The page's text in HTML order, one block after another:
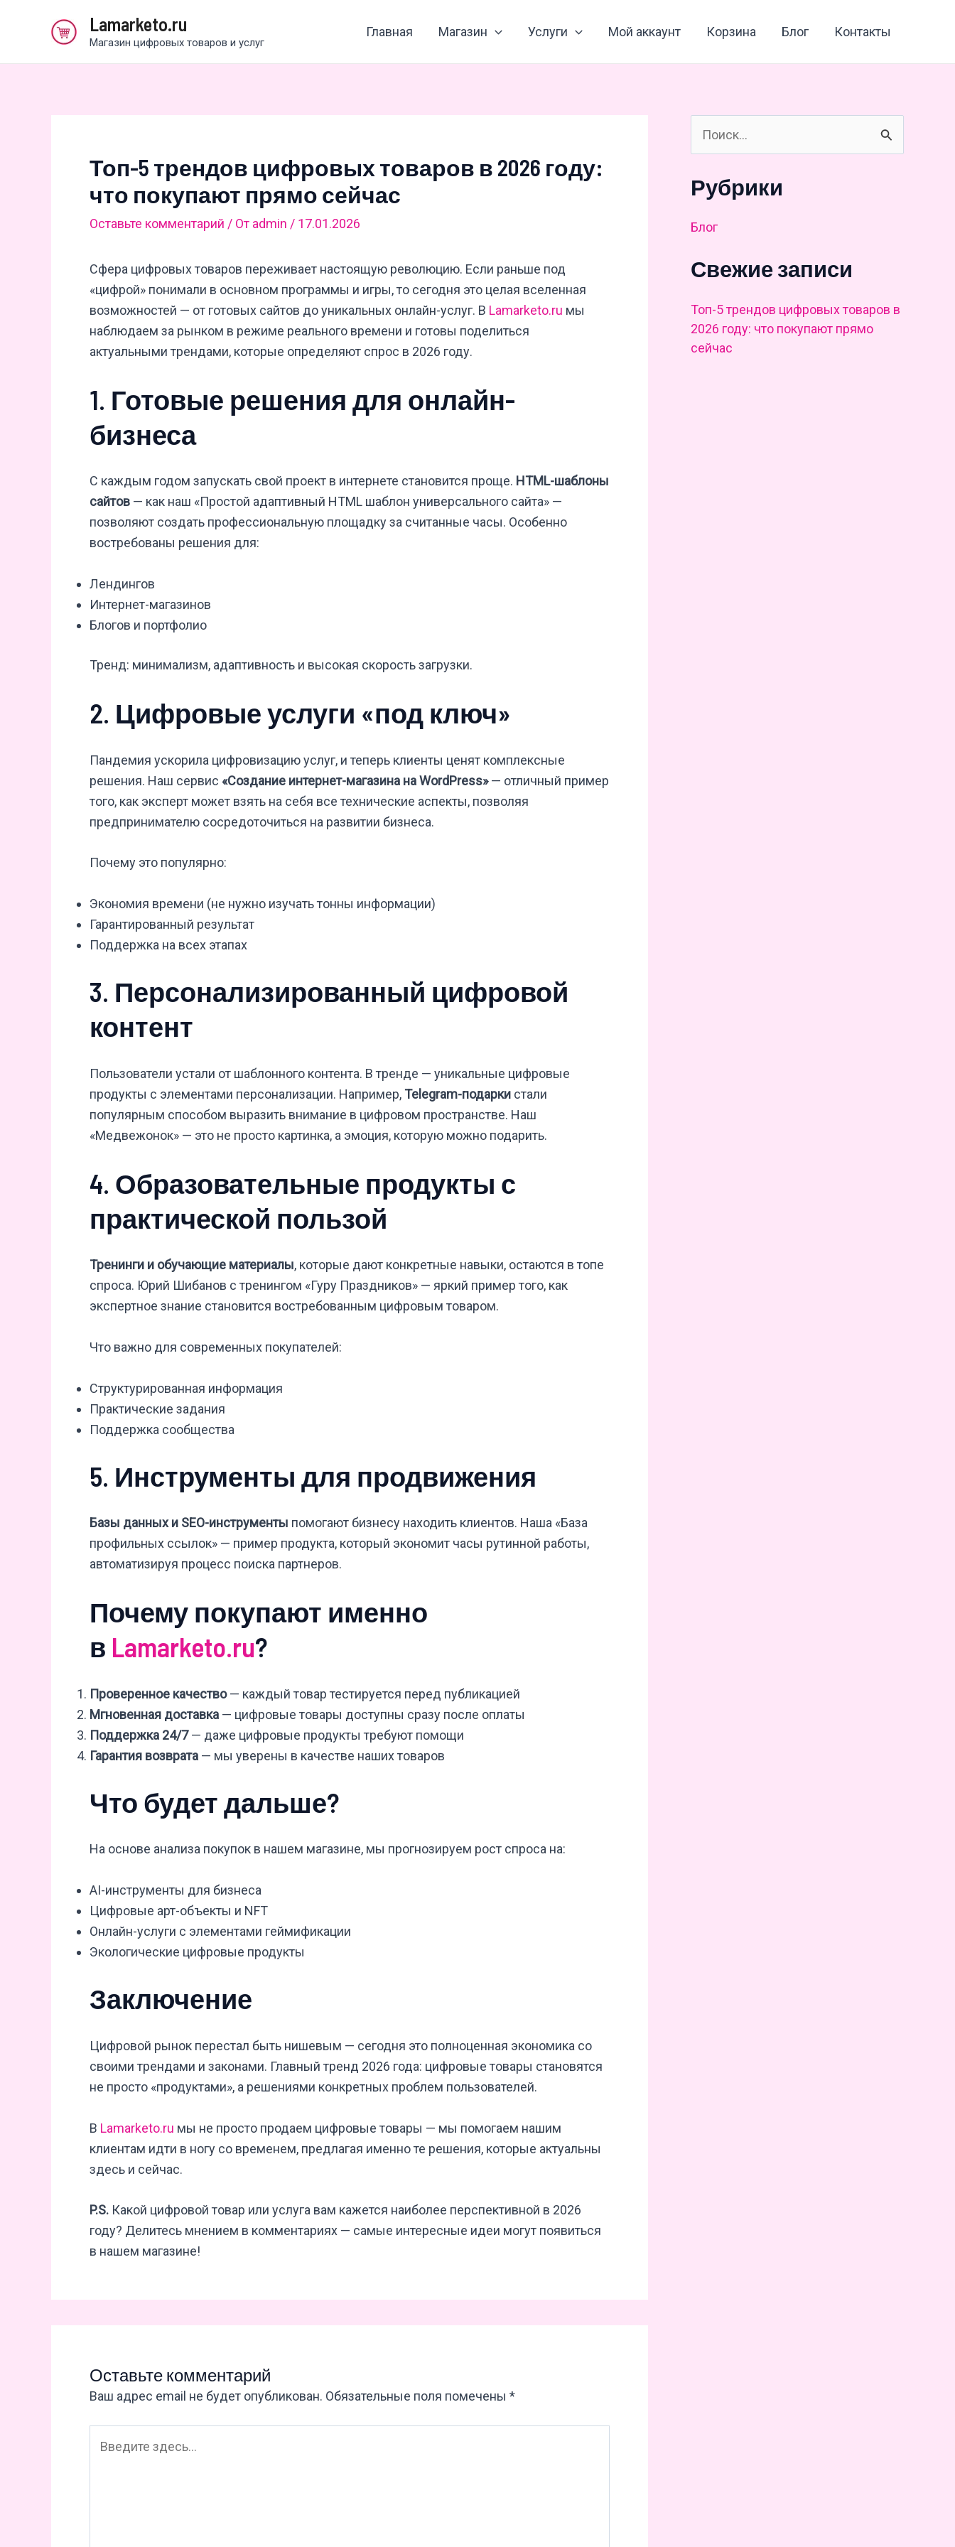
Lamarketo.ru
Магазин цифровых товаров и услуг
Главная Магазин Услуги Мой аккаунт Корзина Блог Контакты
Топ-5 трендов цифровых товаров в 2026 году:
что покупают прямо сейчас
Оставьте комментарий / От admin / 17.01.2026
Сфера цифровых товаров переживает настоящую революцию. Если раньше под
«цифрой» понимали в основном программы и игры, то сегодня это целая вселенная
возможностей — от готовых сайтов до уникальных онлайн-услуг. В Lamarketo.ru мы
наблюдаем за рынком в режиме реального времени и готовы поделиться
актуальными трендами, которые определяют спрос в 2026 году.
1. Готовые решения для онлайн-
бизнеса
С каждым годом запускать свой проект в интернете становится проще. HTML-шаблоны
сайтов — как наш «Простой адаптивный HTML шаблон универсального сайта» —
позволяют создать профессиональную площадку за считанные часы. Особенно
востребованы решения для:
Лендингов
Интернет-магазинов
Блогов и портфолио
Тренд: минимализм, адаптивность и высокая скорость загрузки.
2. Цифровые услуги «под ключ»
Пандемия ускорила цифровизацию услуг, и теперь клиенты ценят комплексные
решения. Наш сервис «Создание интернет-магазина на WordPress»— отличный пример
того, как эксперт может взять на себя все технические аспекты, позволяя
предпринимателю сосредоточиться на развитии бизнеса.
Почему это популярно:
Экономия времени (не нужно изучать тонны информации)
Гарантированный результат
Поддержка на всех этапах
3. Персонализированный цифровой
контент
Пользователи устали от шаблонного контента. В тренде — уникальные цифровые
продукты с элементами персонализации. Например, Telegram-подарки стали
популярным способом выразить внимание в цифровом пространстве. Наш
«Медвежонок» — это не просто картинка, а эмоция, которую можно подарить.
4. Образовательные продукты с
практической пользой
Тренинги и обучающие материалы, которые дают конкретные навыки, остаются в топе
спроса. Юрий Шибанов с тренингом «Гуру Праздников» — яркий пример того, как
экспертное знание становится востребованным цифровым товаром.
Что важно для современных покупателей:
Структурированная информация
Практические задания
Поддержка сообщества
5. Инструменты для продвижения
Базы данных и SEO-инструменты помогают бизнесу находить клиентов. Наша «База
профильных ссылок» — пример продукта, который экономит часы рутинной работы,
автоматизируя процесс поиска партнеров.
Почему покупают именно
в Lamarketo.ru?
Проверенное качество— каждый товар тестируется перед публикацией
Мгновенная доставка — цифровые товары доступны сразу после оплаты
Поддержка 24/7— даже цифровые продукты требуют помощи
Гарантия возврата — мы уверены в качестве наших товаров
Что будет дальше?
На основе анализа покупок в нашем магазине, мы прогнозируем рост спроса на:
AI-инструменты для бизнеса
Цифровые арт-объекты и NFT
Онлайн-услуги с элементами геймификации
Экологические цифровые продукты
Заключение
Цифровой рынок перестал быть нишевым — сегодня это полноценная экономика со
своими трендами и законами. Главный тренд 2026 года: цифровые товары становятся
не просто «продуктами», а решениями конкретных проблем пользователей.
В Lamarketo.ru мы не просто продаем цифровые товары — мы помогаем нашим
клиентам идти в ногу со временем, предлагая именно те решения, которые актуальны
здесь и сейчас.
P.S. Какой цифровой товар или услуга вам кажется наиболее перспективной в 2026
году? Делитесь мнением в комментариях — самые интересные идеи могут появиться
в нашем магазине!
Оставьте комментарий
Ваш адрес email не будет опубликован. Обязательные поля помечены *
здесь...
о
и
к
Рубрики
Блог
Свежие записи
Топ-5 трендов цифровых товаров в
2026 году: что покупают прямо
сейчас